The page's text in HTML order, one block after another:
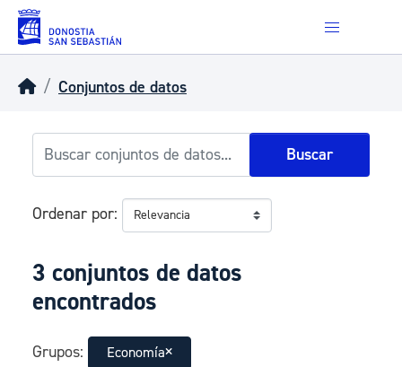
Skip to main content
Conjuntos de datos
Buscar
Ordenar por
3 conjuntos de datos
encontrados
Grupos: Economía